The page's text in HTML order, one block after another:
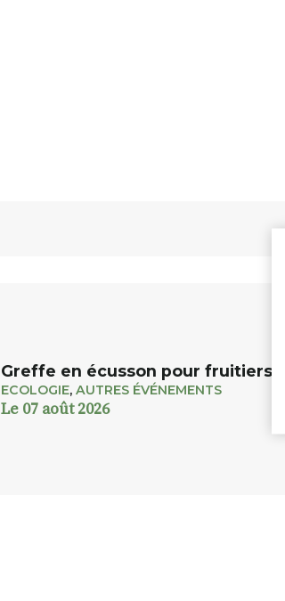
Greffe en écusson pour fruitiers
ECOLOGIE, AUTRES ÉVÉNEMENTS
Le 07 août 2026